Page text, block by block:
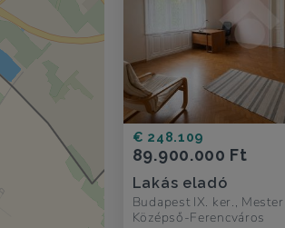
€ 248.109
89.900.000 Ft
Lakás eladó
Budapest IX. ker.,
Középső-Ferencváros